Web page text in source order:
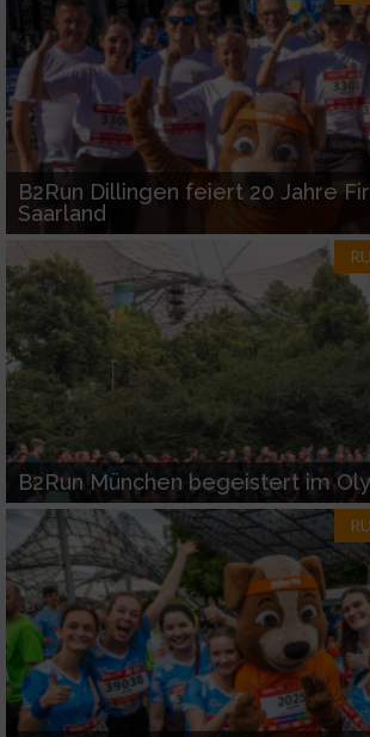
B2Run Dillingen feiert 20 Jahre
Saarland
B2Run München begeistert im